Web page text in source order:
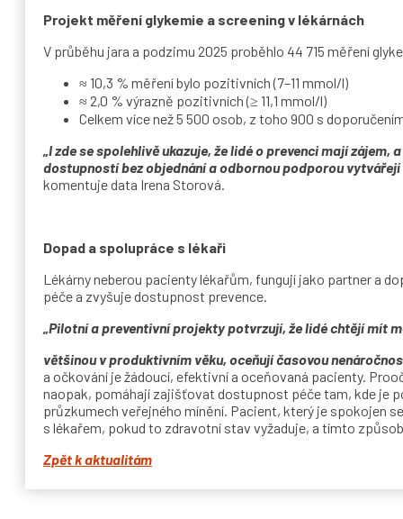
Projekt měření glykemie a screening v lékárnách
V průběhu jara a podzimu 2025 proběhlo 44 715 měření
≈ 10,3 % měření bylo pozitivních (7–11 mmol/l)
≈ 2,0 % výrazně pozitivních (≥ 11,1 mmol/l)
Celkem více než 5 500 osob, z toho 900 s
„I zde se spolehlivě ukazuje, že lidé o prevenci mají zájem,
dostupností bez objednání a odbornou podporou
komentuje data Irena Storová.
Dopad a spolupráce s lékaři
Lékárny neberou pacienty lékařům, fungují jako partner a
péče a zvyšuje dostupnost prevence.
„Pilotní a preventivní projekty potvrzují, že lidé chtějí mít
většinou v produktivním věku, oceňují časovou
a očkování je žádoucí, efektivní a oceňovaná pacienty.
naopak, pomáhají zajišťovat dostupnost péče tam, kde je
průzkumech veřejného mínění. Pacient, který je spokojen
s lékařem, pokud to zdravotní stav vyžaduje, a tímto
Zpět k aktualitám